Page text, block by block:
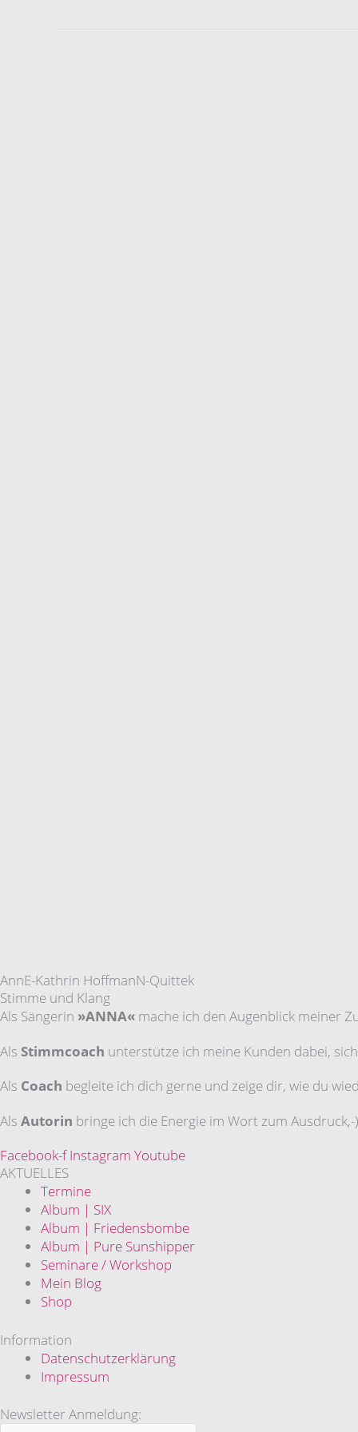
AnnE-Kathrin HoffmanN-Quittek
Stimme und Klang
Als Sängerin »ANNA« mache ich den Augenblick meiner
Als Stimmcoach unterstütze ich meine Kunden dabei,
Als Coach begleite ich dich gerne und zeige dir, wie du
Als Autorin bringe ich die Energie im Wort zum
Facebook-f Instagram Youtube
AKTUELLES
Termine
Album | SIX
Album | Friedensbombe
Album | Pure Sunshipper
Seminare / Workshop
Mein Blog
Shop
Information
Datenschutzerklärung
Impressum
Newsletter Anmeldung: